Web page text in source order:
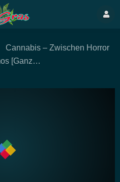
Cannabis – Zwischen Horror
[Ganz…